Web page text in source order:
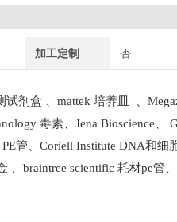
加工定制 否
试剂盒 mattek 培养皿
毒素、 Jena Bioscience
管 Coriell Institute DNA和细
braintree scientific 耗材pe管